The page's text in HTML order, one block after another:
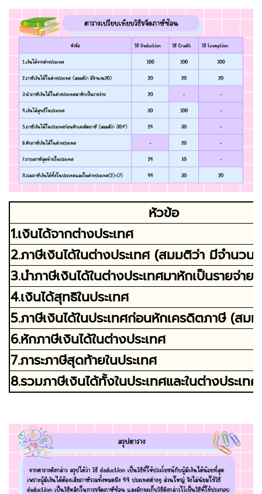
หัวข้อ
1.เงินได้จากต่างประเทศ
2.ภาษีเงินได้ในต่างประเทศ (สมมติว่า มีจำนวน
3.นำภาษีเงินได้ในต่างประเทศมาหักเป็นรายจ่าย
4.เงินได้สุทธิในประเทศ
5.ภาษีเงินได้ในประเทศก่อนหักเครดิตภาษี (สม
6.หักภาษีเงินได้ในต่างประเทศ
7.ภาระภาษีสุดท้ายในประเทศ
8.รวมภาษีเงินได้ทั้งในประเทศและในต่างประเท